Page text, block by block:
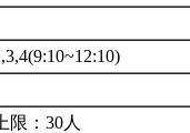
限：30人